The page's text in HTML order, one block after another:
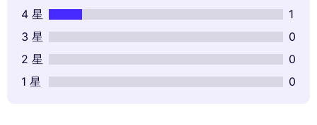
4 星
1
3 星
0
2 星
0
1 星
0